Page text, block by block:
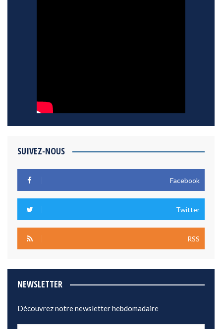
SUIVEZ-NOUS
Facebook
Twitter
RSS
NEWSLETTER
Découvrez notre newsletter hebdomadaire